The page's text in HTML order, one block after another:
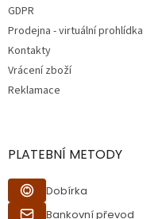
GDPR
Prodejna - virtuální prohlídka
Kontakty
Vrácení zboží
Reklamace
PLATEBNÍ METODY
Dobírka
Bankovní převod